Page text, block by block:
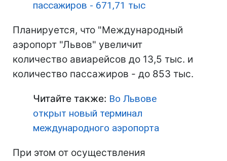
пассажиров - 671,71 тыс
Планируется, что "Международный
аэропорт "Львов" увеличит
количество авиарейсов до 13,5 тыс. и
количество пассажиров - до 853 тыс.
Читайте также: Во Львове
открыт новый терминал
международного аэропорта
При этом от осуществления